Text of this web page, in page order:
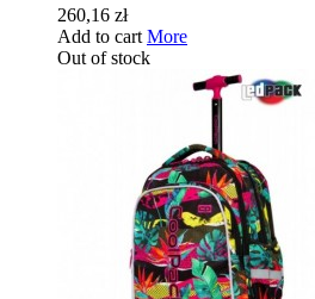
260,16 zł
Add to cart More
Out of stock